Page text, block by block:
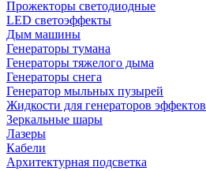
Прожекторы светодиодные
LED светоэффекты
Дым машины
Генераторы тумана
Генераторы тяжелого дыма
Генераторы снега
Генератор мыльных пузырей
Жидкости для генераторов эффектов
Зеркальные шары
Лазеры
Кабели
Архитектурная подсветка